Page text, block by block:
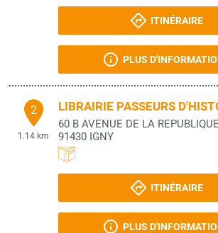
ITINÉRAIRE
PLUS
2
1.14 km
LIBRAIRIE PASSEURS
60 B AVENUE DE LA REPUBLIQUE
91430 IGNY
ITINÉRAIRE
PLUS